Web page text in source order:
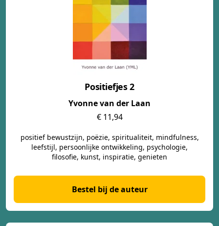
Positiefjes 2
Yvonne van der Laan
€ 11,94
positief bewustzijn, poëzie, spiritualiteit, mindfulness,
leefstijl, persoonlijke ontwikkeling, psychologie,
filosofie, kunst, inspiratie, genieten
Bestel bij de auteur